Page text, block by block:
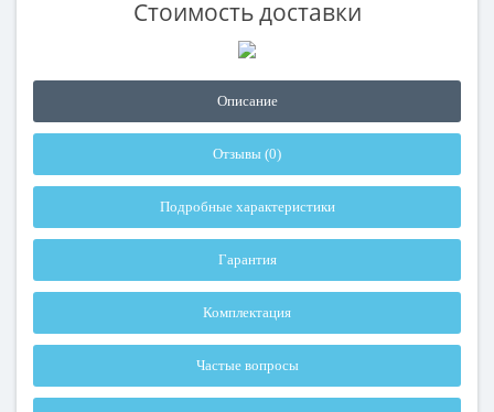
Стоимость доставки
Описание
Отзывы (0)
Подробные характеристики
Гарантия
Комплектация
Частые вопросы